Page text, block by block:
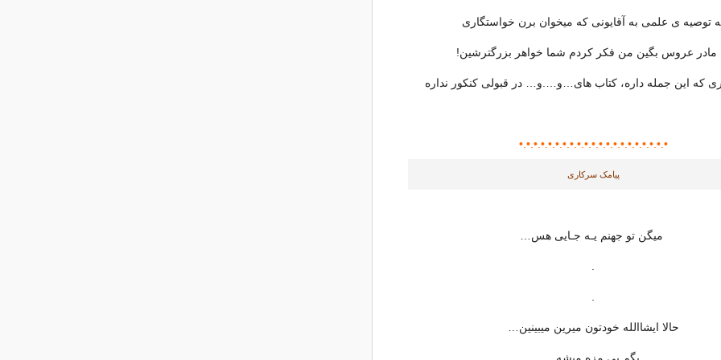
توصیه ی علمی به آقایونی که میخوان برن خواستگاری
مادر عروس بگین من فکر کردم شما خواهر بزرگترشین!
که این جمله داره، کتاب های…و….و… در قبولی کنکور نداره
•.•.
•.•.
•.•.•.•.•.•.•.•.•.•.•.•.•.•.•.•.•
پیامک سرکاری
میگن تو جهنم یـه جـایی هس…
حالا ایشاالله خودتون میرین میبینین…